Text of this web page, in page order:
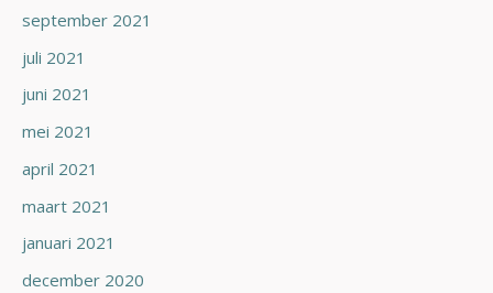
september 2021
juli 2021
juni 2021
mei 2021
april 2021
maart 2021
januari 2021
december 2020